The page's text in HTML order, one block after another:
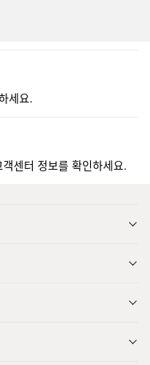
세요.
센터 정보를 확인하세요.